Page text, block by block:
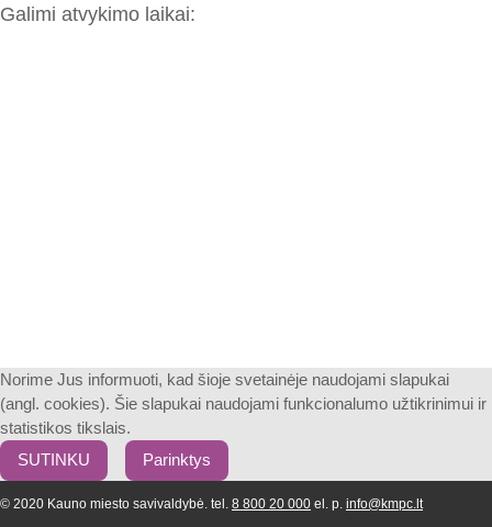
Galimi atvykimo laikai:
Norime Jus informuoti, kad šioje svetainėje naudojami slapukai
(angl. cookies). Šie slapukai naudojami funkcionalumo užtikrinimui ir
statistikos tikslais.
SUTINKU
Parinktys
© 2020 Kauno miesto savivaldybė. tel. 8 800 20 000 el. p. info@kmpc.lt